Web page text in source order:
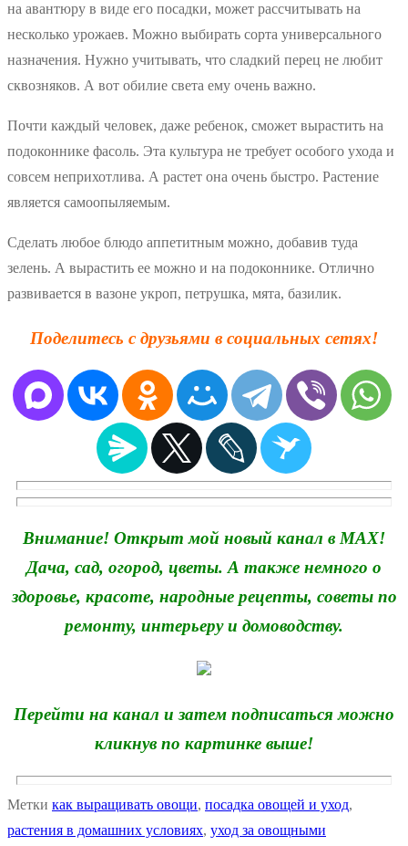
на авантюру в виде его посадки, может рассчитывать на
несколько урожаев. Можно выбирать сорта универсального
назначения. Нужно учитывать, что сладкий перец не любит
сквозняков. А вот обилие света ему очень важно.
Почти каждый человек, даже ребенок, сможет вырастить на
подоконнике фасоль. Эта культура не требует особого ухода и
совсем неприхотлива. А растет она очень быстро. Растение
является самоопыляемым.
Сделать любое блюдо аппетитным можно, добавив туда
зелень. А вырастить ее можно и на подоконнике. Отлично
развивается в вазоне укроп, петрушка, мята, базилик.
Поделитесь с друзьями в социальных сетях!
Внимание! Открыт мой новый канал в MAX!
Дача, сад, огород, цветы. А также немного о
здоровье, красоте, народные рецепты, советы по
ремонту, интерьеру и домоводству.
Перейти на канал и затем подписаться можно
кликнув по картинке выше!
Метки как выращивать овощи, посадка овощей и уход,
растения в домашних условиях, уход за овощными